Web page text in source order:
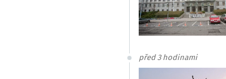
před 3 hodinami